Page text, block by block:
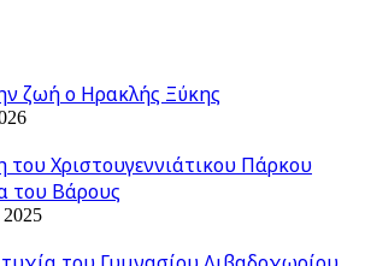
ζωή o Ηρακλής Ξύκης
Χριστουγεννιάτικου Πάρκου
του Βάρους
2025